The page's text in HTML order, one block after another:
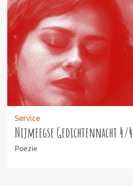
Service
Nijmeegse Gedichtennacht 4/4
Poëzie